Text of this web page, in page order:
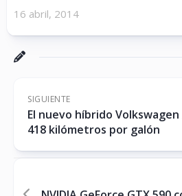
16 abril, 2014
SIGUIENTE
El nuevo híbrido
418 kilómetros por galón